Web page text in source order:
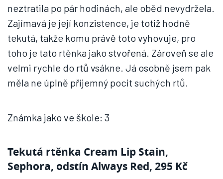
neztratila po pár hodinách, ale oběd nevydržela.
Zajímavá je její konzistence, je totiž hodně
tekutá, takže komu právě toto vyhovuje, pro
toho je tato rtěnka jako stvořená. Zároveň se ale
velmi rychle do rtů vsákne. Já osobně jsem pak
měla ne úplně příjemný pocit suchých rtů.
Známka jako ve škole: 3
Tekutá rtěnka Cream Lip Stain,
Sephora, odstín Always Red, 295 Kč